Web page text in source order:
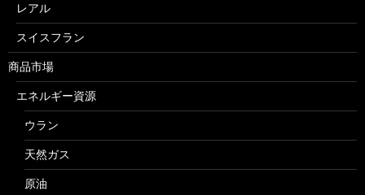
レアル
スイスフラン
商品市場
エネルギー資源
ウラン
天然ガス
原油